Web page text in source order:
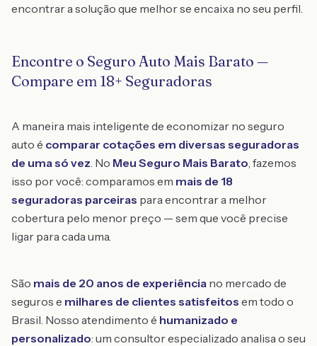
encontrar a solução que melhor se encaixa no seu perfil.
Encontre o Seguro Auto Mais Barato —
Compare em 18+ Seguradoras
A maneira mais inteligente de economizar no seguro
auto é comparar cotações em diversas seguradoras
de uma só vez. No Meu Seguro Mais Barato, fazemos
isso por você: comparamos em mais de 18
seguradoras parceiras para encontrar a melhor
cobertura pelo menor preço — sem que você precise
ligar para cada uma.
São mais de 20 anos de experiência no mercado de
seguros e milhares de clientes satisfeitos em todo o
Brasil. Nosso atendimento é humanizado e
personalizado: um consultor especializado analisa o seu